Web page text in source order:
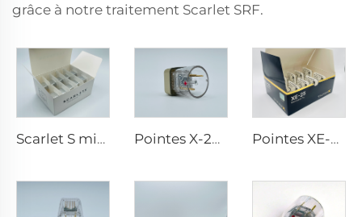
grâce à notre traitement Scarlet SRF.
Scarlet S microneedling rf électrodes bipolaires embout jetable 25 broches Pointes X-25 de microneedling Sylfirm X rf Pointes XE-25 de microneedling Sylfirm X rf